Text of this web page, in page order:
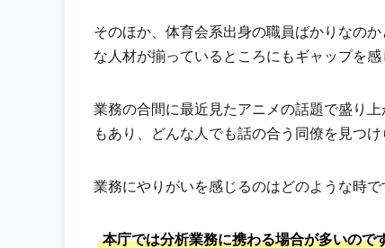
そのほか、体育会系出身の職員ばかりなの
な人材が揃っているところにもギャップを感
業務の合間に最近見たアニメの話題で盛り
もあり、どんな人でも話の合う同僚を見つ
業務にやりがいを感じるのはどのような時で
本庁では分析業務に携わる場合が多いので